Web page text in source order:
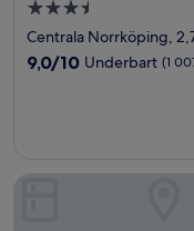
3.5-
stjärnigt
boende
Centrala Norrköping,
9.0
9,0/10 Underbart (1
BEST WESTERN